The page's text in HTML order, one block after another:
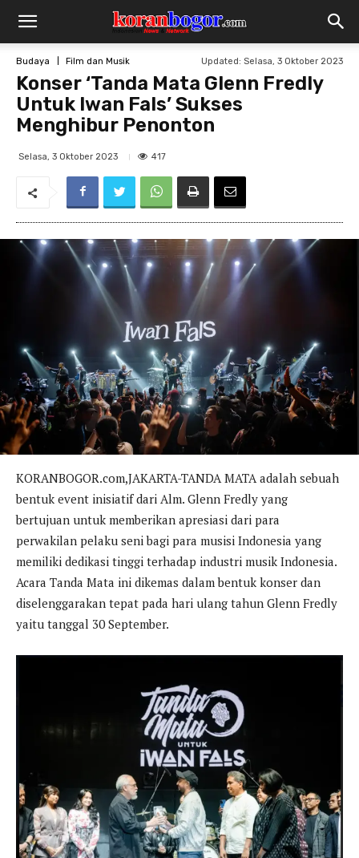
Budaya Film dan Musik Updated: Selasa, 3 Oktober 2023
Konser ‘Tanda Mata Glenn Fredly
Untuk Iwan Fals’ Sukses
Menghibur Penonton
Selasa, 3 Oktober 2023 417
KORANBOGOR.com,JAKARTA-TANDA MATA adalah sebuah
bentuk event inisiatif dari Alm. Glenn Fredly yang
bertujuan untuk memberikan apresiasi dari para
perwakilan pelaku seni bagi para musisi Indonesia yang
memiliki dedikasi tinggi terhadap industri musik Indonesia.
Acara Tanda Mata ini dikemas dalam bentuk konser dan
diselenggarakan tepat pada hari ulang tahun Glenn Fredly
yaitu tanggal 30 September.